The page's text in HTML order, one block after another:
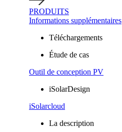
PRODUITS
Informations supplémentaires
Téléchargements
Étude de cas
Outil de conception PV
iSolarDesign
iSolarcloud
La description